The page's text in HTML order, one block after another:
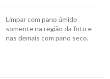
Limpar com pano úmido
somente na região da foto e
nas demais com pano seco.